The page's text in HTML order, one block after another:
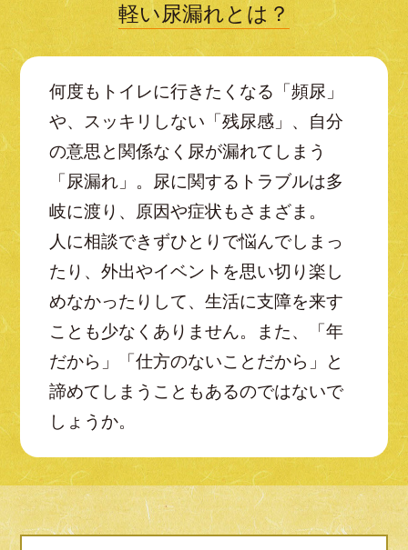
軽い尿漏れとは？
何度もトイレに行きたくなる「頻尿」
や、スッキリしない「残尿感」、自分
の意思と関係なく尿が漏れてしまう
「尿漏れ」。尿に関するトラブルは多
岐に渡り、原因や症状もさまざま。
人に相談できずひとりで悩んでしまっ
たり、外出やイベントを思い切り楽し
めなかったりして、生活に支障を来す
ことも少なくありません。また、「年
だから」「仕方のないことだから」と
諦めてしまうこともあるのではないで
しょうか。